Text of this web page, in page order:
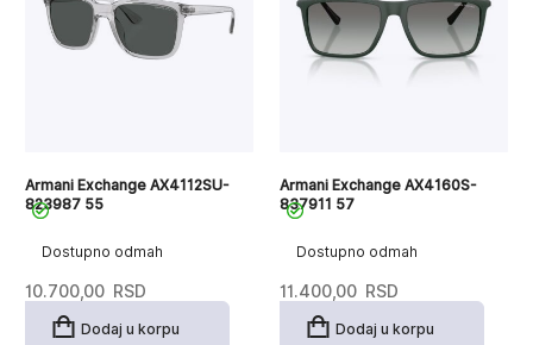
Dostupno odmah
Armani Exchange AX4112SU-
823987 55
10.700,00 RSD
Dodaj u korpu
Dostupno odmah
Armani Exchange AX4160S-
837911 57
11.400,00 RSD
Dodaj u korpu